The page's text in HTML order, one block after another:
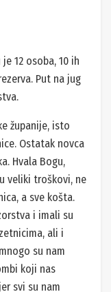
12 osoba, 10 ih
Put na jug
županije, isto
Ostatak novca
Hvala Bogu,
veliki troškovi, ne
a sve košta.
i imali su
ali i
su nam
koji nas
svi su nam